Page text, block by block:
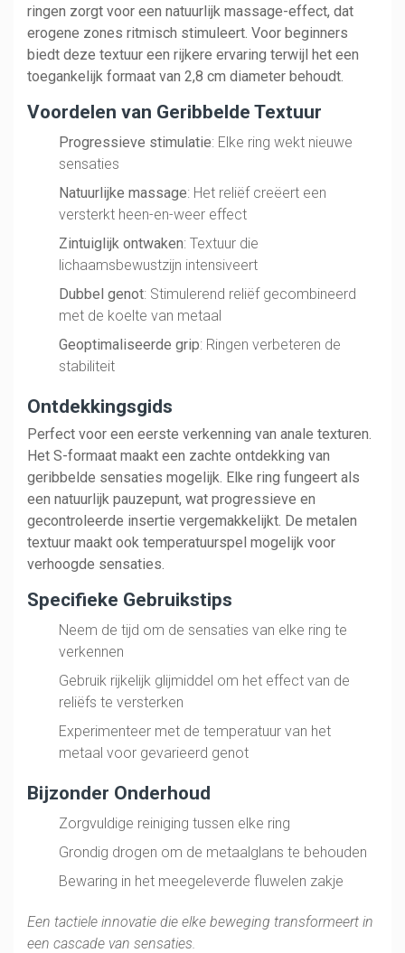
ringen zorgt voor een natuurlijk massage-effect, dat
erogene zones ritmisch stimuleert. Voor beginners
biedt deze textuur een rijkere ervaring terwijl het een
toegankelijk formaat van 2,8 cm diameter behoudt.
Voordelen van Geribbelde Textuur
Progressieve stimulatie: Elke ring wekt nieuwe
sensaties
Natuurlijke massage: Het reliëf creëert een
versterkt heen-en-weer effect
Zintuiglijk ontwaken: Textuur die
lichaamsbewustzijn intensiveert
Dubbel genot: Stimulerend reliëf gecombineerd
met de koelte van metaal
Geoptimaliseerde grip: Ringen verbeteren de
stabiliteit
Ontdekkingsgids
Perfect voor een eerste verkenning van anale texturen.
Het S-formaat maakt een zachte ontdekking van
geribbelde sensaties mogelijk. Elke ring fungeert als
een natuurlijk pauzepunt, wat progressieve en
gecontroleerde insertie vergemakkelijkt. De metalen
textuur maakt ook temperatuurspel mogelijk voor
verhoogde sensaties.
Specifieke Gebruikstips
Neem de tijd om de sensaties van elke ring te
verkennen
Gebruik rijkelijk glijmiddel om het effect van de
reliëfs te versterken
Experimenteer met de temperatuur van het
metaal voor gevarieerd genot
Bijzonder Onderhoud
Zorgvuldige reiniging tussen elke ring
Grondig drogen om de metaalglans te behouden
Bewaring in het meegeleverde fluwelen zakje
Een tactiele innovatie die elke beweging transformeert in
een cascade van sensaties.